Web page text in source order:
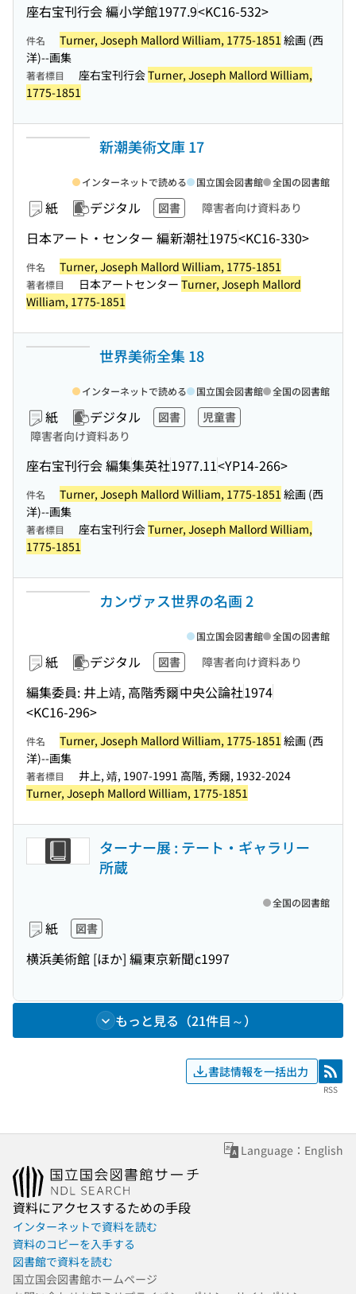
座右宝刊行会 編小学館1977.9<KC16-532>
件名 Turner, Joseph Mallord William, 1775-1851 絵画 (西
洋)--画集
著者標目 座右宝刊行会Turner, Joseph Mallord William,
1775-1851
新潮美術文庫 17
紙 デジタル 図書 障害者向け資料あり
日本アート・センター 編新潮社1975<KC16-330>
インターネットで読める 国立国会図書館 全国の図書館
件名 Turner, Joseph Mallord William, 1775-1851
著者標目 日本アートセンター Turner, Joseph Mallord
William, 1775-1851
世界美術全集 18
紙 デジタル 図書
児童書
障害者向け資料あり
座右宝刊行会 編集集英社1977.11<YP14-266>
インターネットで読める 国立国会図書館 全国の図書館
件名 Turner, Joseph Mallord William, 1775-1851 絵画 (西
洋)--画集
著者標目 座右宝刊行会Turner, Joseph Mallord William,
1775-1851
カンヴァス世界の名画 2
紙 デジタル 図書 障害者向け資料あり
編集委員: 井上靖, 高階秀爾中央公論社1974
<KC16-296>
国立国会図書館 全国の図書館
件名 Turner, Joseph Mallord William, 1775-1851 絵画 (西
洋)--画集
著者標目
井上, 靖, 1907-1991 高階, 秀爾, 1932-2024
Turner, Joseph Mallord William, 1775-1851
ターナー展 : テート・ギャラリー
所蔵
紙 図書
横浜美術館 [ほか] 編東京新聞c1997
全国の図書館
もっと見る（21件目～）
書誌情報を一括出力 RSS
RSS
Language：English
資料にアクセスするための手段
インターネットで資料を読む
資料のコピーを入手する
図書館で資料を読む
国立国会図書館ホームページ